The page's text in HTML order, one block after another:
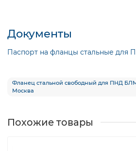
Документы
Паспорт на фланцы стальные для
Фланец стальной свободный для ПНД
Москва
Похожие товары